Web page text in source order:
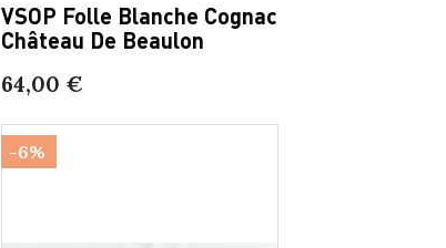
VSOP Folle Blanche Cognac
Château De Beaulon
64,00 €
-6%